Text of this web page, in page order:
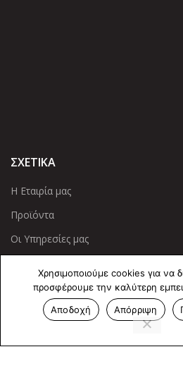
ΣΧΕΤΙΚΑ
Η Εταιρία μας
Προϊόντα
Οι Υπηρεσίες μας
ΠΛΗΡΟΦΟΡΙΕΣ
Πολιτική Απορρήτου
Επικοινωνία
Χρησιμοποιούμε cookies για να
προσφέρουμε την καλύτερη
Αποδοχή
Απόρριψη